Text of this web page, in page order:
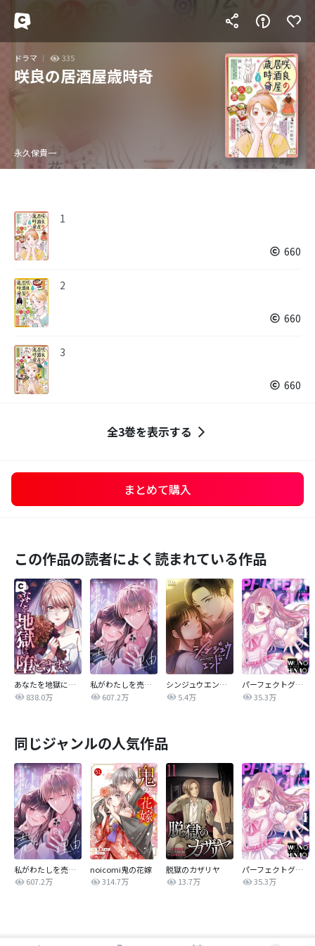
ドラマ 335
咲良の居酒屋歳時奇
永久保貴一
1
660
2
660
3
660
全3巻を表示する
まとめて購入
この作品の読者によく読まれている作品
あなたを地獄に堕とすまで
838.0万
私がわたしを売る理由
607.2万
シンジュウエンド【タテヨミ】
5.4万
パーフェクトグリッター
35.3万
同じジャンルの人気作品
私がわたしを売る理由
607.2万
noicomi鬼の花嫁
314.7万
脱獄のカザリヤ
13.7万
パーフェクトグリッター
35.3万